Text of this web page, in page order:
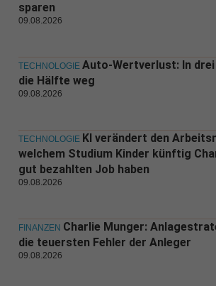
sparen
09.08.2026
TECHNOLOGIE Auto-Wertverlust: In
die Hälfte weg
09.08.2026
TECHNOLOGIE KI verändert den
welchem Studium Kinder künftig
gut bezahlten Job haben
09.08.2026
FINANZEN Charlie Munger:
die teuersten Fehler der Anleger
09.08.2026